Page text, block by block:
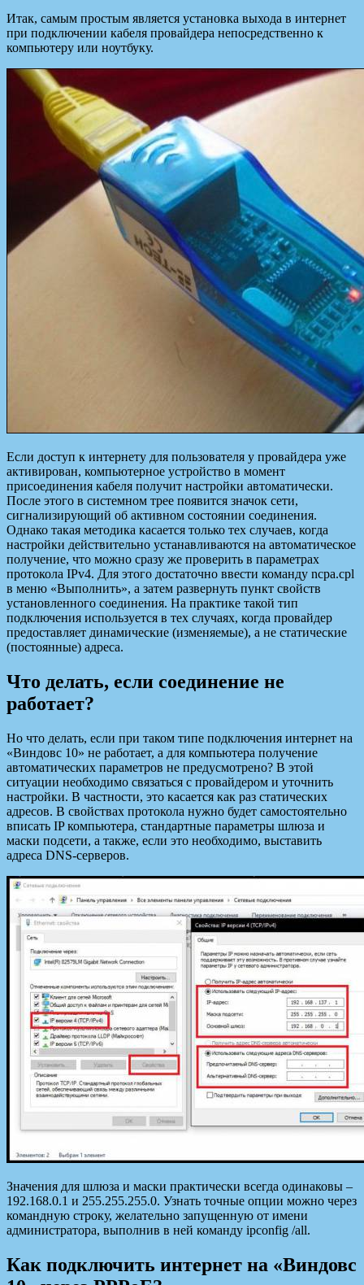
Итак, самым простым является установка выхода в интернет
при подключении кабеля провайдера непосредственно к
компьютеру или ноутбуку.
Если доступ к интернету для пользователя у провайдера уже
активирован, компьютерное устройство в момент
присоединения кабеля получит настройки автоматически.
После этого в системном трее появится значок сети,
сигнализирующий об активном состоянии соединения.
Однако такая методика касается только тех случаев, когда
настройки действительно устанавливаются на автоматическое
получение, что можно сразу же проверить в параметрах
протокола IPv4. Для этого достаточно ввести команду ncpa.cpl
в меню «Выполнить», а затем развернуть пункт свойств
установленного соединения. На практике такой тип
подключения используется в тех случаях, когда провайдер
предоставляет динамические (изменяемые), а не статические
(постоянные) адреса.
Что делать, если соединение не
работает?
Но что делать, если при таком типе подключения интернет на
«Виндовс 10» не работает, а для компьютера получение
автоматических параметров не предусмотрено? В этой
ситуации необходимо связаться с провайдером и уточнить
настройки. В частности, это касается как раз статических
адресов. В свойствах протокола нужно будет самостоятельно
вписать IP компьютера, стандартные параметры шлюза и
маски подсети, а также, если это необходимо, выставить
адреса DNS-серверов.
Значения для шлюза и маски практически всегда одинаковы –
192.168.0.1 и 255.255.255.0. Узнать точные опции можно через
командную строку, желательно запущенную от имени
администратора, выполнив в ней команду ipconfig /all.
Как подключить интернет на «Виндовс